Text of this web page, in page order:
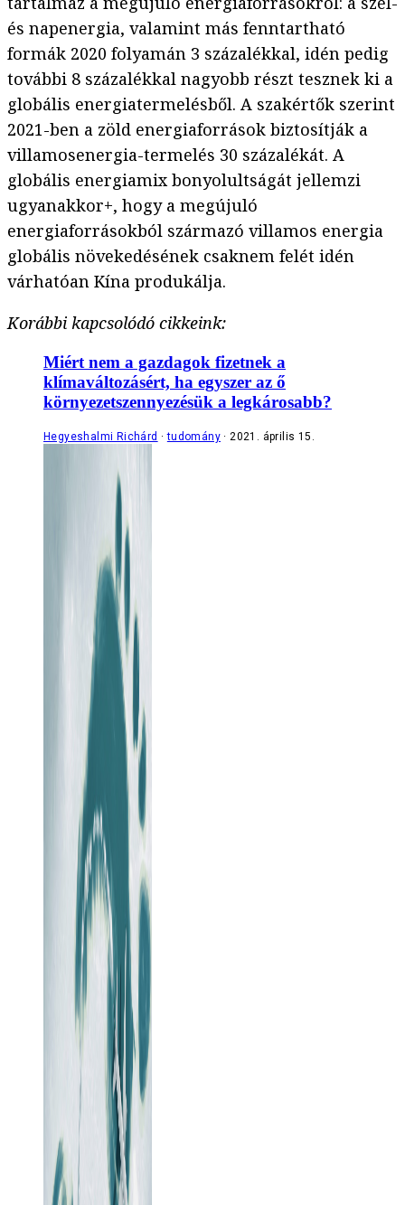
és napenergia, valamint más fenntartható
formák 2020 folyamán 3 százalékkal, idén pedig
további 8 százalékkal nagyobb részt tesznek ki a
globális energiatermelésből. A szakértők szerint
2021-ben a zöld energiaforrások biztosítják a
villamosenergia-termelés 30 százalékát. A
globális energiamix bonyolultságát jellemzi
ugyanakkor+, hogy a megújuló
energiaforrásokból származó villamos energia
globális növekedésének csaknem felét idén
várhatóan Kína produkálja.
Korábbi kapcsolódó cikkeink:
Miért nem a gazdagok fizetnek a
klímaváltozásért, ha egyszer az ő
környezetszennyezésük a legkárosabb?
Hegyeshalmi Richárd tudomány 2021. április 15.